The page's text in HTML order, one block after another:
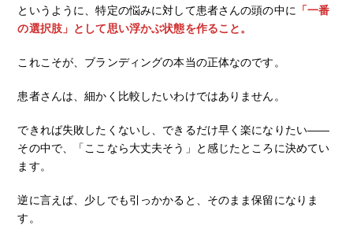
というように、特定の悩みに対して患者さんの頭の中に 「一番
の選択肢」として思い浮かぶ状態を作ること。
これこそが、ブランディングの本当の正体なのです。
患者さんは、細かく比較したいわけではありません。
できれば失敗したくないし、できるだけ早く楽になりたい――
その中で、「ここなら大丈夫そう」と感じたところに決めてい
ます。
逆に言えば、少しでも引っかかると、そのまま保留になりま
す。